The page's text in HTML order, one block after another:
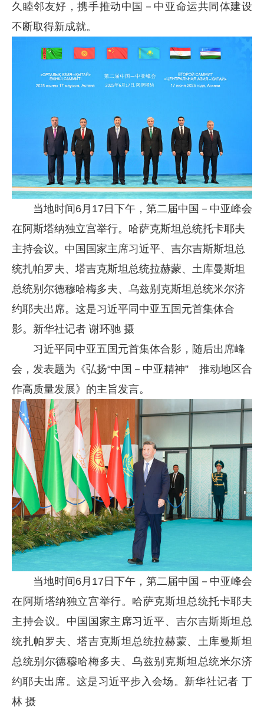
久睦邻友好，携手推动中国 － 中亚命运共同体建设
不断取得新成就。
当地时间6月17日下午，第二届中国－中亚峰会
在阿斯塔纳独立宫举行。哈萨克斯坦总统托卡耶夫
主持会议。中国国家主席习近平、吉尔吉斯斯坦总
统扎帕罗夫、塔吉克斯坦总统拉赫蒙、土库曼斯坦
总统别尔德穆哈梅多夫、乌兹别克斯坦总统米尔济
约耶夫出席。这是习近平同中亚五国元首集体合
影。新华社记者 谢环驰 摄
习近平同中亚五国元首集体合影，随后出席峰
会，发表题为《弘扬“中国 － 中亚精神” 推动地区合
作高质量发展》的主旨发言。
当地时间6月17日下午，第二届中国－中亚峰会
在阿斯塔纳独立宫举行。哈萨克斯坦总统托卡耶夫
主持会议。中国国家主席习近平、吉尔吉斯斯坦总
统扎帕罗夫、塔吉克斯坦总统拉赫蒙、土库曼斯坦
总统别尔德穆哈梅多夫、乌兹别克斯坦总统米尔济
约耶夫出席。这是习近平步入会场。新华社记者 丁
林 摄